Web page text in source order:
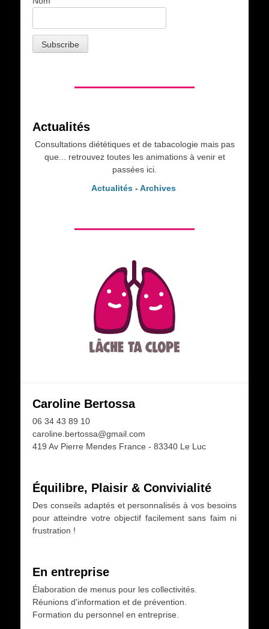
Actualités
Consultations diététiques et de tabacologie mais pas
que... retrouvez toutes les animations à venir et
passées ici.
Actualités- Archives
Caroline Bertossa
06 34 43 89 10
caroline.bertossa@gmail.com
419 Av Pierre Mendes France - 83340 Le Luc
Équilibre, Plaisir & Convivialité
Des conseils adaptés et personnalisés à vos besoins
pour atteindre votre objectif facilement sans faim ni
frustration !
En entreprise
Élaboration de menus pour les collectivités.
Réunions d'information et de prévention.
Formation du personnel en entreprise.